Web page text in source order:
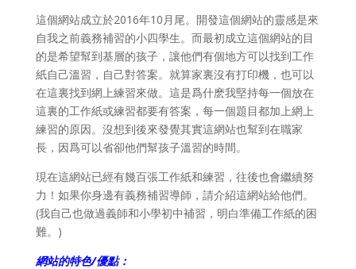
這個網站成立於2016年10月尾。開發這個網站的靈感是來
自我之前義務補習的小四學生。而最初成立這個網站的目
的是希望幫到基層的孩子，讓他們有個地方可以找到工作
紙自己溫習，自己對答案。就算家裏沒有打印機，也可以
在這裏找到網上練習來做。這是爲什麽我堅持每一個放在
這裏的工作紙或練習都要有答案，每一個題目都加上網上
練習的原因。沒想到後來發覺其實這網站也幫到在職家
長，因爲可以省卻他們幫孩子溫習的時間。
現在這網站已經有幾百張工作紙和練習，往後也會繼續努
力！如果你身邊有義務補習導師，請介紹這網站給他們。
(我自己也做過義師和小學初中補習，明白準備工作紙的困
難。)
網站的特色/優點：